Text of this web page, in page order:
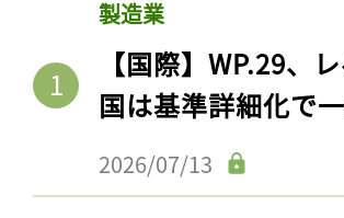
製造業
【国際】WP.29、
国は基準詳細化で
2026/07/13